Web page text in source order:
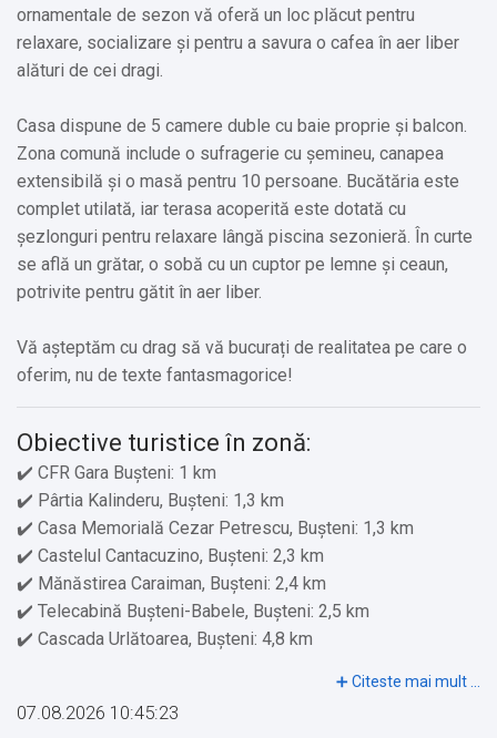
ornamentale de sezon vă oferă un loc plăcut pentru
relaxare, socializare și pentru a savura o cafea în aer liber
alături de cei dragi.
Casa dispune de 5 camere duble cu baie proprie și balcon.
Zona comună include o sufragerie cu șemineu, canapea
extensibilă și o masă pentru 10 persoane. Bucătăria este
complet utilată, iar terasa acoperită este dotată cu
șezlonguri pentru relaxare lângă piscina sezonieră. În curte
se află un grătar, o sobă cu un cuptor pe lemne și ceaun,
potrivite pentru gătit în aer liber.
Vă așteptăm cu drag să vă bucurați de realitatea pe care o
oferim, nu de texte fantasmagorice!
Obiective turistice în zonă:
✔️ CFR Gara Bușteni: 1 km
✔️ Pârtia Kalinderu, Bușteni: 1,3 km
✔️ Casa Memorială Cezar Petrescu, Bușteni: 1,3 km
✔️ Castelul Cantacuzino, Bușteni: 2,3 km
✔️ Mănăstirea Caraiman, Bușteni: 2,4 km
✔️ Telecabină Buşteni-Babele, Bușteni: 2,5 km
✔️ Cascada Urlătoarea, Bușteni: 4,8 km
✔️ Casa Memorială George Enescu, Sinaia: 9,2 km
✔️ Castelul Știrbey, Sinaia: 9,8 km
07.08.2026 10:45:23